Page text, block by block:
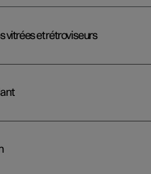
vitrées et rétroviseurs